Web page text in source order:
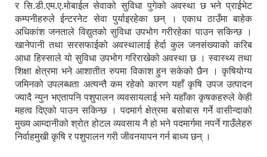
र सि.डी.एम.ए.मोबाईल सेवाको सुविधा पुगेको अवस्था छ भने प्राईभेट
कम्पनीहरुले ईन्टरनेट सेवा पुर्याइरहेका छन् । एकाध ठाउँमा बाहेक
अधिकांश जनताले विद्युतको सुविधा उपभोग गरीरहेका पाउन सकिन्छ ।
खानेपानी तथा सरसफाईको अवस्थालाई हेर्दा कुल जनसंख्याको करिब
आधा हिस्साले यो सुविधा उपभोग गरिराखेको अवस्था छ । स्वास्थ्य तथा
शिक्षा क्षेत्रमा भने आशातीत रुपमा विकाश हुन सकेको छैन । कृषियोग्य
जमिनको उपलब्धता अत्यन्तै कम रहेको कारण यहाँ कृषि उपज उत्पादन
ज्यादै न्युन भएतापनि पशुपालन व्यवसायलाई भने यहाँका कृषकहरुले केही
महत्व दिएको पाउन सकिन्छ । पदमार्ग क्षेत्रमा बसोबास गर्ने वासीन्दाको
मुख्य आम्दानीको श्रोत होटल व्यवसाय नै हो भने पदमार्गमा नपर्ने गाउँलेहरु
निर्वाहमुखी कृषि र पशुपालन गरी जीवनयापन गर्न बाध्य छन् ।